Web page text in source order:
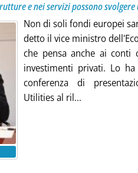
e nei servizi possono
Non di soli fondi europei
detto il vice ministro
che pensa anche ai conti
investimenti privati. Lo
conferenza di
Utilities al ril...